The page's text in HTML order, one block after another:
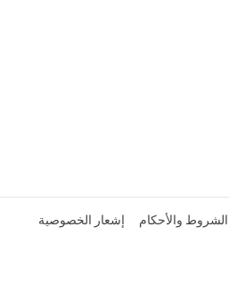
الشروط والأحكام إشعار الخصوصية